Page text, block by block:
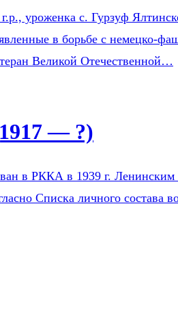
уроженка с. Гурзуф
в борьбе с немецко-
Великой Отечественной…
— ?)
в РККА в 1939 г.
Списка личного